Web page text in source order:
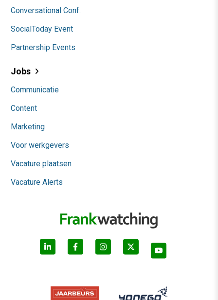
Conversational Conf.
SocialToday Event
Partnership Events
Jobs
Communicatie
Content
Marketing
Voor werkgevers
Vacature plaatsen
Vacature Alerts